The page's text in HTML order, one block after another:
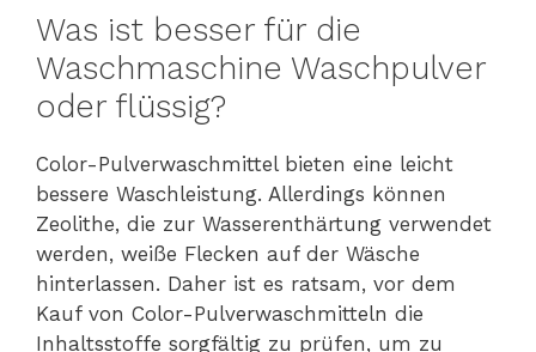
Was ist besser für die
Waschmaschine Waschpulver
oder flüssig?
Color-Pulverwaschmittel bieten eine leicht
bessere Waschleistung. Allerdings können
Zeolithe, die zur Wasserenthärtung verwendet
werden, weiße Flecken auf der Wäsche
hinterlassen. Daher ist es ratsam, vor dem
Kauf von Color-Pulverwaschmitteln die
Inhaltsstoffe sorgfältig zu prüfen, um zu